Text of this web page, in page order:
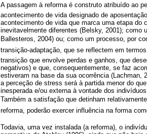
A passagem à reforma é construto atribuído
acontecimento de vida designado de
acontecimento de vida que marca uma etapa
inevitavelmente diferentes (Belsky, 2001); como
Ballesteros, 2004) ou; como um processo, por
transição-adaptação, que se reflectem em
transição que envolve perdas e ganhos, que
negativos) e que, consequentemente, se faz
estiveram na base da sua ocorrência (Lachman,
a perceção de stress será à partida menor do
inesperada e/ou externa à vontade dos
Também a satisfação que detinham
reforma, poderão exercer influência na forma
Todavia, uma vez instalada (a reforma), o